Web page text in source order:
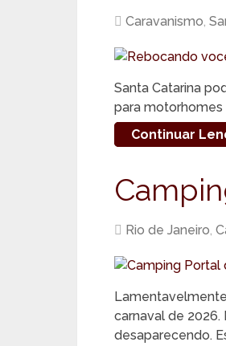
Caravanismo,
Santa Catarina
para motorhomes
Continuar
Rio de Janeiro,
carnaval de
desaparecendo.